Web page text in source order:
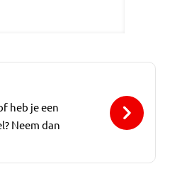
heb je een
Neem dan